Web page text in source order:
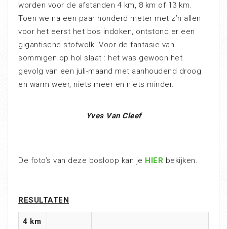
worden voor de afstanden 4 km, 8 km of 13 km.
Toen we na een paar honderd meter met z’n allen
voor het eerst het bos indoken, ontstond er een
gigantische stofwolk. Voor de fantasie van
sommigen op hol slaat : het was gewoon het
gevolg van een juli-maand met aanhoudend droog
en warm weer, niets meer en niets minder.
Yves Van Cleef
De foto’s van deze bosloop kan je HIER bekijken.
RESULTATEN
4 km